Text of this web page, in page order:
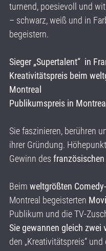
turnend, poesievoll und
– schwarz, weiß und in
begeistern.
Sieger „Supertalent“ in
Kreativitätspreis beim
Montreal
Publikumspreis in
Sie faszinieren, berühren
ihrer Gründung.
Gewinn des
Beim weltgrößten
Montreal begeisterten
Publikum und die TV-
Sie gewannen gleich zwei
den „Kreativitätspreis“